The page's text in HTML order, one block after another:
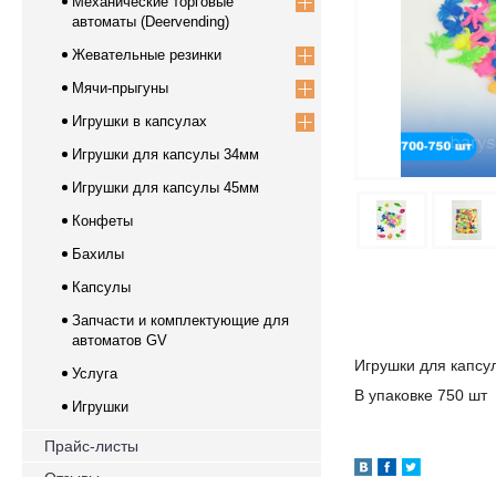
Игрушки для
В упаковке 750 шт
автоматы (Deervending)
Жевательные резинки
Мячи-прыгуны
Игрушки в капсулах
Игрушки для капсулы 34мм
Игрушки для капсулы 45мм
Конфеты
Бахилы
Капсулы
Запчасти и комплектующие для
автоматов GV
Услуга
Игрушки
Прайс-листы